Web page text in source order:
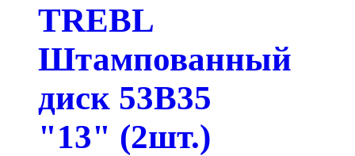
TREBL
Штампованный
диск 53B35
"13" (2шт.)